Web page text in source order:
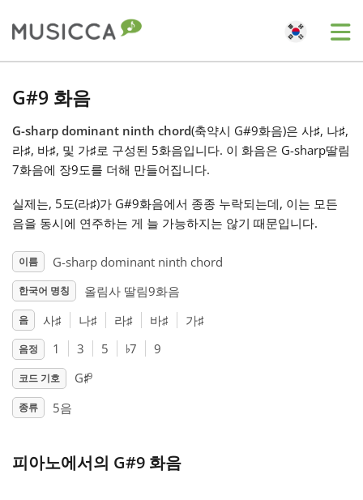
Български
English
Español
G#9 화음
G-sharp dominant ninth chord(축약시 G#9화음)은 사♯, 나♯,
라♯, 바♯, 및 가♯로 구성된 5화음입니다. 이 화음은 G-sharp딸림
7화음에 장9도를 더해 만들어집니다.
실제는, 5도(라♯)가 G#9화음에서 종종 누락되는데, 이는 모든
음을 동시에 연주하는 게 늘 가능하지는 않기 때문입니다.
이름 G-sharp dominant ninth chord
한국어 명칭 올림사 딸림9화음
음 사♯ 나♯ 라♯ 바♯ 가♯
음정 1 3 5 ♭7 9
코드 기호 G♯9
종류 5음
피아노에서의 G#9 화음